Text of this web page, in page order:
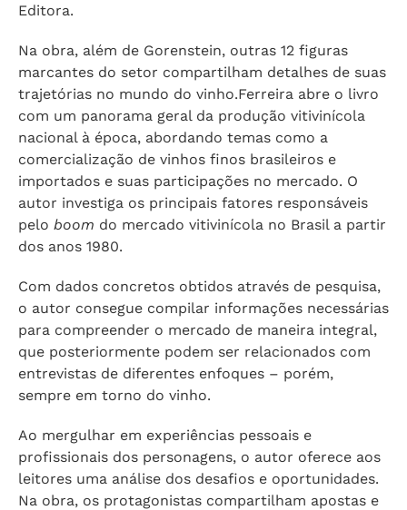
Editora.
Na obra, além de Gorenstein, outras 12 figuras
marcantes do setor compartilham detalhes de suas
trajetórias no mundo do vinho.Ferreira abre o livro
com um panorama geral da produção vitivinícola
nacional à época, abordando temas como a
comercialização de vinhos finos brasileiros e
importados e suas participações no mercado. O
autor investiga os principais fatores responsáveis
pelo boom do mercado vitivinícola no Brasil a partir
dos anos 1980.
Com dados concretos obtidos através de pesquisa,
o autor consegue compilar informações necessárias
para compreender o mercado de maneira integral,
que posteriormente podem ser relacionados com
entrevistas de diferentes enfoques – porém,
sempre em torno do vinho.
Ao mergulhar em experiências pessoais e
profissionais dos personagens, o autor oferece aos
leitores uma análise dos desafios e oportunidades.
Na obra, os protagonistas compartilham apostas e